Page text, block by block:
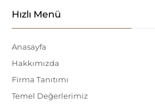
Hızlı Menü
Anasayfa
Hakkımızda
Firma Tanıtımı
Temel Değerlerimiz